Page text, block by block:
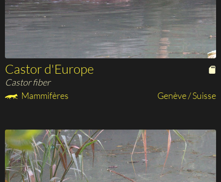
Castor d'Europe
Castor fiber
Mammifères
Genève / Suisse